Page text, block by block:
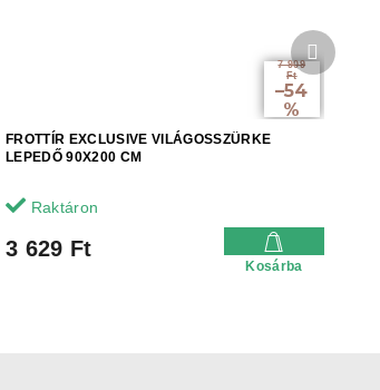
7 909
Ft
–54
%
FROTTÍR EXCLUSIVE VILÁGOSSZÜRKE
LEPEDŐ 90X200 CM
Raktáron
3 629 Ft
Kosárba
termék